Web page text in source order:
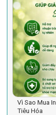
Vì Sao Mua
Tiêu Hóa